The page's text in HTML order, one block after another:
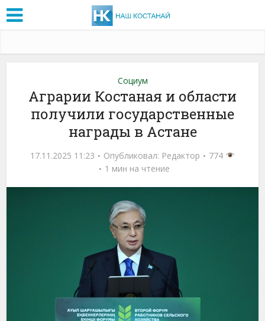
Социум
Аграрии Костаная и области
получили государственные
награды в Астане
17.11.2025 11:23 Опубликовал: Редактор
774
1 мин на чтение